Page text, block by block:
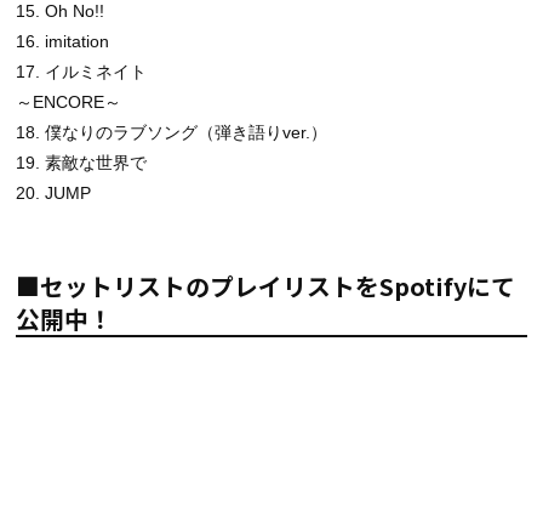
15. Oh No!!
16. imitation
17. イルミネイト
～ENCORE～
18. 僕なりのラブソング（弾き語りver.）
19. 素敵な世界で
20. JUMP
■セットリストのプレイリストをSpotifyにて
公開中！